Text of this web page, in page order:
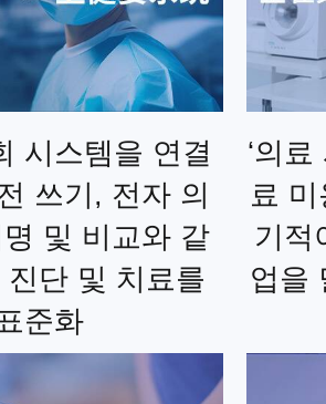
시스템을 연결
쓰기, 전자 의
및 비교와 같
진단 및 치료를
준화
‘의
료
기적
업을